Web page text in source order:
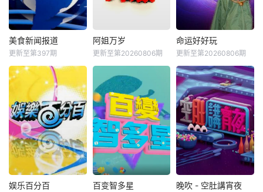
美食新闻报道
更新至第397期
阿姐万岁
更新至第20260806期
命运好好玩
更新至第20260806期
娱乐百分百 百变智多星 晚吹 - 空肚講宵夜